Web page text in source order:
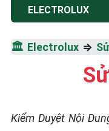
SỬA
Tốc Độ Tối Đa
☎️
ELECTROLUX
🏛️ Electrolux ⇒
Kiểm Duyệt Nội